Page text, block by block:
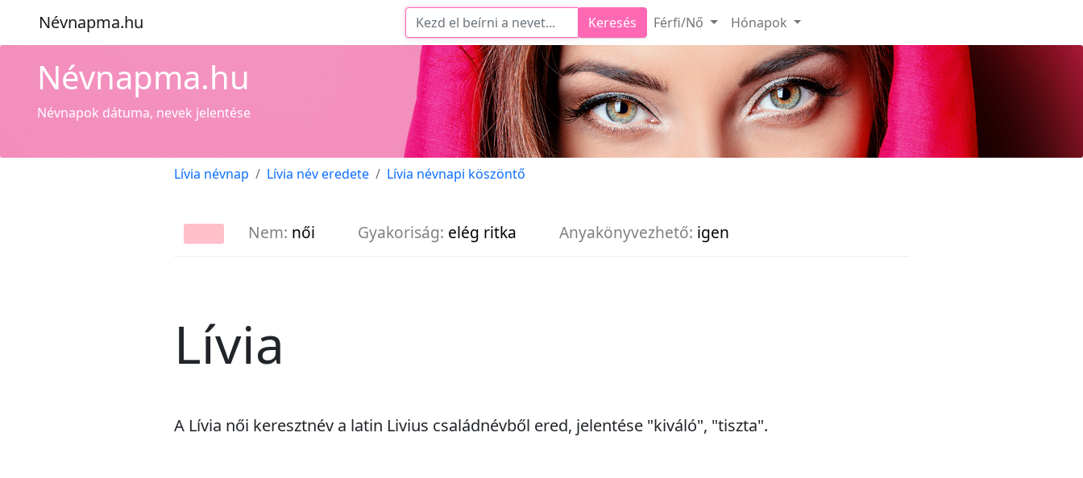
Névnapma.hu Keresés Férfi/Nő Hónapok
Névnapma.hu
Névnapok dátuma, nevek jelentése
Lívia névnap Lívia név eredete Lívia névnapi köszöntő
Nem: női Gyakoriság: elég ritka Anyakönyvezhető: igen
Lívia
A Lívia női keresztnév a latin Livius családnévből ered, jelentése "kiváló", "tiszta".